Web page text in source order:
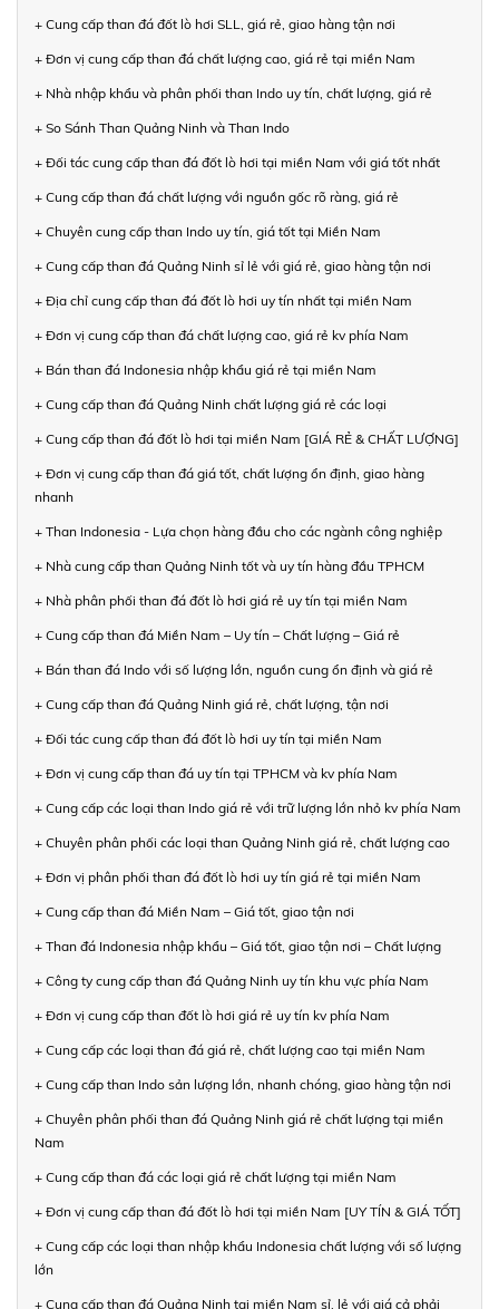
+ Cung cấp than đá đốt lò hơi SLL, giá rẻ, giao hàng tận nơi
+ Đơn vị cung cấp than đá chất lượng cao, giá rẻ tại miền Nam
+ Nhà nhập khẩu và phân phối than Indo uy tín, chất lượng, giá rẻ
+ So Sánh Than Quảng Ninh và Than Indo
+ Đối tác cung cấp than đá đốt lò hơi tại miền Nam với giá tốt nhất
+ Cung cấp than đá chất lượng với nguồn gốc rõ ràng, giá rẻ
+ Chuyên cung cấp than Indo uy tín, giá tốt tại Miền Nam
+ Cung cấp than đá Quảng Ninh sỉ lẻ với giá rẻ, giao hàng tận nơi
+ Địa chỉ cung cấp than đá đốt lò hơi uy tín nhất tại miền Nam
+ Đơn vị cung cấp than đá chất lượng cao, giá rẻ kv phía Nam
+ Bán than đá Indonesia nhập khẩu giá rẻ tại miền Nam
+ Cung cấp than đá Quảng Ninh chất lượng giá rẻ các loại
+ Cung cấp than đá đốt lò hơi tại miền Nam [GIÁ RẺ & CHẤT LƯỢNG]
+ Đơn vị cung cấp than đá giá tốt, chất lượng ổn định, giao hàng
nhanh
+ Than Indonesia - Lựa chọn hàng đầu cho các ngành công nghiệp
+ Nhà cung cấp than Quảng Ninh tốt và uy tín hàng đầu TPHCM
+ Nhà phân phối than đá đốt lò hơi giá rẻ uy tín tại miền Nam
+ Cung cấp than đá Miền Nam – Uy tín – Chất lượng – Giá rẻ
+ Bán than đá Indo với số lượng lớn, nguồn cung ổn định và giá rẻ
+ Cung cấp than đá Quảng Ninh giá rẻ, chất lượng, tận nơi
+ Đối tác cung cấp than đá đốt lò hơi uy tín tại miền Nam
+ Đơn vị cung cấp than đá uy tín tại TPHCM và kv phía Nam
+ Cung cấp các loại than Indo giá rẻ với trữ lượng lớn nhỏ kv phía Nam
+ Chuyên phân phối các loại than Quảng Ninh giá rẻ, chất lượng cao
+ Đơn vị phân phối than đá đốt lò hơi uy tín giá rẻ tại miền Nam
+ Cung cấp than đá Miền Nam – Giá tốt, giao tận nơi
+ Than đá Indonesia nhập khẩu – Giá tốt, giao tận nơi – Chất lượng
+ Công ty cung cấp than đá Quảng Ninh uy tín khu vực phía Nam
+ Đơn vị cung cấp than đốt lò hơi giá rẻ uy tín kv phía Nam
+ Cung cấp các loại than đá giá rẻ, chất lượng cao tại miền Nam
+ Cung cấp than Indo sản lượng lớn, nhanh chóng, giao hàng tận nơi
+ Chuyên phân phối than đá Quảng Ninh giá rẻ chất lượng tại miền
Nam
+ Cung cấp than đá các loại giá rẻ chất lượng tại miền Nam
+ Đơn vị cung cấp than đá đốt lò hơi tại miền Nam [UY TÍN & GIÁ TỐT]
+ Cung cấp các loại than nhập khẩu Indonesia chất lượng với số lượng
lớn
+ Cung cấp than đá Quảng Ninh tại miền Nam sỉ, lẻ với giá cả phải